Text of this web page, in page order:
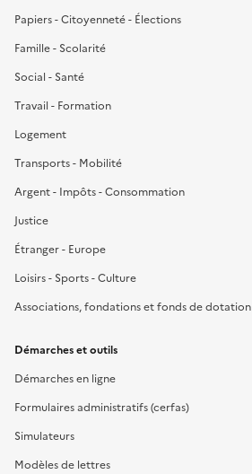
Papiers - Citoyenneté - Élections
Famille - Scolarité
Social - Santé
Travail - Formation
Logement
Transports - Mobilité
Argent - Impôts - Consommation
Justice
Étranger - Europe
Loisirs - Sports - Culture
Associations, fondations et fonds de dotation
Démarches et outils
Démarches en ligne
Formulaires administratifs (cerfas)
Simulateurs
Modèles de lettres